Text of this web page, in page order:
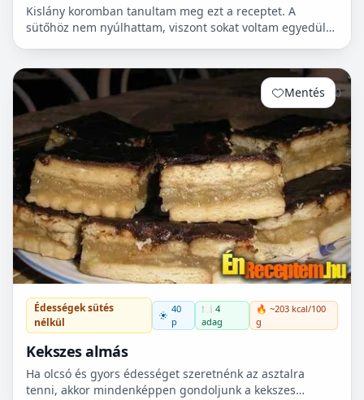
Kislány koromban tanultam meg ezt a receptet. A
sütőhöz nem nyúlhattam, viszont sokat voltam egyedül
Mentés 0
Édességek sütés
nélkül
40
p
🍽️ 4
adag
🔥 ~203 kcal/100
g
Kekszes almás
Ha olcsó és gyors édességet szeretnénk az asztalra
tenni, akkor mindenképpen gondoljunk a kekszes